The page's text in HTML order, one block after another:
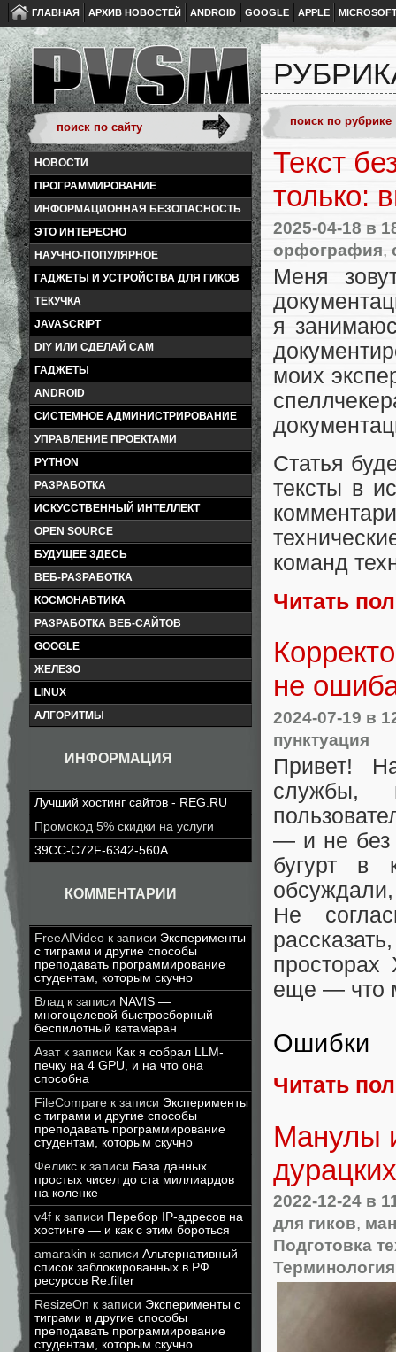
ГЛАВНАЯ АРХИВ НОВОСТЕЙ ANDROID GOOGLE APPLE
НОВОСТИ
ПРОГРАММИРОВАНИЕ
ИНФОРМАЦИОННАЯ БЕЗОПАСНОСТЬ
ЭТО ИНТЕРЕСНО
НАУЧНО-ПОПУЛЯРНОЕ
ГАДЖЕТЫ И УСТРОЙСТВА ДЛЯ ГИКОВ
ТЕКУЧКА
JAVASCRIPT
DIY ИЛИ СДЕЛАЙ САМ
ГАДЖЕТЫ
ANDROID
СИСТЕМНОЕ АДМИНИСТРИРОВАНИЕ
УПРАВЛЕНИЕ ПРОЕКТАМИ
PYTHON
РАЗРАБОТКА
ИСКУССТВЕННЫЙ ИНТЕЛЛЕКТ
OPEN SOURCE
БУДУЩЕЕ ЗДЕСЬ
ВЕБ-РАЗРАБОТКА
КОСМОНАВТИКА
РАЗРАБОТКА ВЕБ-САЙТОВ
GOOGLE
ЖЕЛЕЗО
LINUX
АЛГОРИТМЫ
ИНФОРМАЦИЯ
Лучший хостинг сайтов - REG.RU
Промокод 5% скидки на услуги
39CC-C72F-6342-560A
КОММЕНТАРИИ
FreeAIVideo к записи Эксперименты
с тиграми и другие способы
преподавать программирование
студентам, которым скучно
Влад к записи NAVIS —
многоцелевой быстросборный
беспилотный катамаран
Азатк записи Как я собрал LLM-
печку на 4 GPU, и на что она
способна
FileCompare к записи Эксперименты
с тиграми и другие способы
преподавать программирование
студентам, которым скучно
Феликс к записи База данных
простых чисел до ста миллиардов
на коленке
v4f к записи Перебор IP-адресов на
хостинге — и как с этим бороться
amarakin к записи Альтернативный
список заблокированных в РФ
ресурсов Re:filter
ResizeOn к записи Эксперименты с
тиграми и другие способы
преподавать программирование
студентам, которым скучно
Текст
только:
2025-04-18 в
орфография,
Меня
я
моих
Статья
тексты в
команд
Читать
не
2024-07-19 в
пунктуация
Привет!
службы,
— и не без
бугурт в
обсуждали,
Не
еще — что
Ошибки
Читать
Манулы
2022-12-24 в
для гиков,
Подготовка